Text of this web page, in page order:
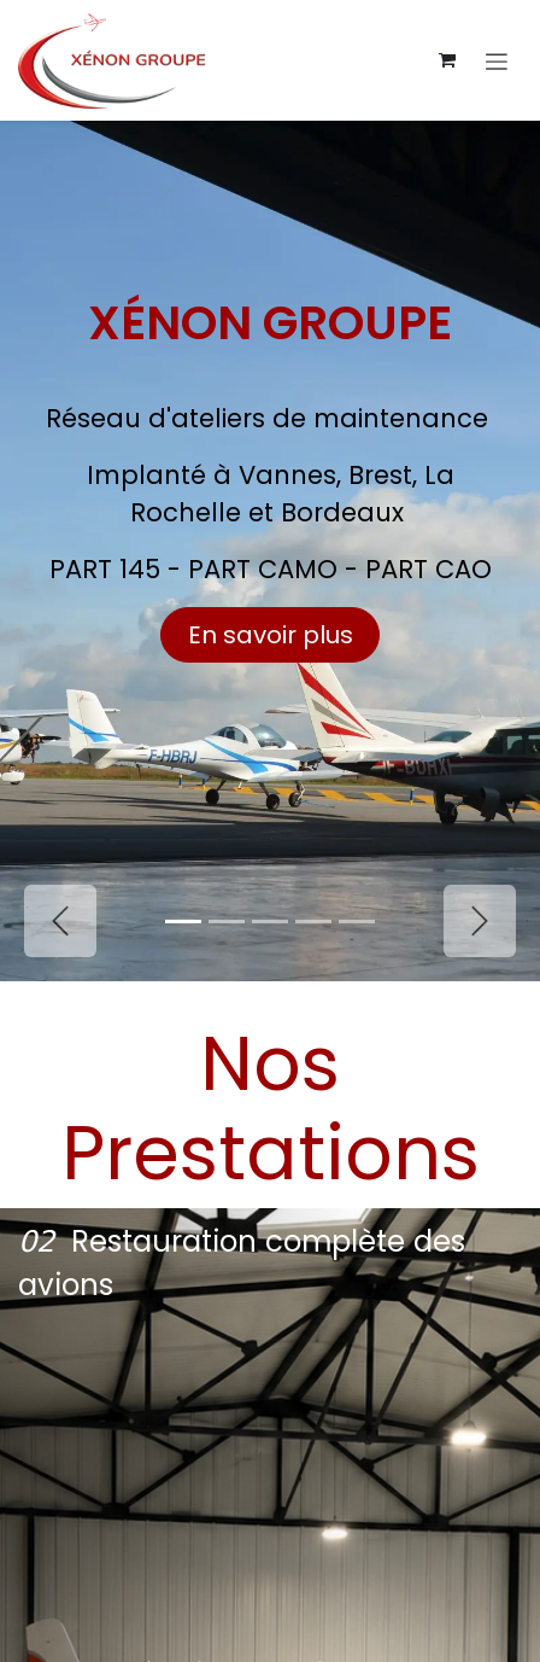
Se rendre au contenu
XÉNON GROUPE
Réseau d'ateliers de maintenance
Implanté à Vannes, Brest, La
Rochelle et Bordeaux
PART 145 - PART CAMO - PART CAO
En savoir plus
Précédent
Nos
Prestations
𝟢𝟤Restauration complète des
avions